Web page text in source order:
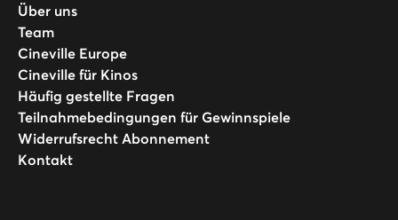
Über uns
Team
Cineville Europe
Cineville für Kinos
Häufig gestellte Fragen
Teilnahmebedingungen für Gewinnspiele
Widerrufsrecht Abonnement
Kontakt